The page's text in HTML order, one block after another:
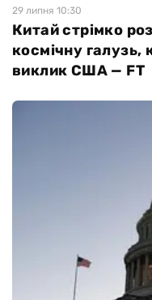
29 липня 10:30
Китай стрімко
космічну галузь,
виклик США — FT